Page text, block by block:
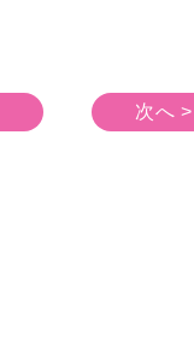
次へ >